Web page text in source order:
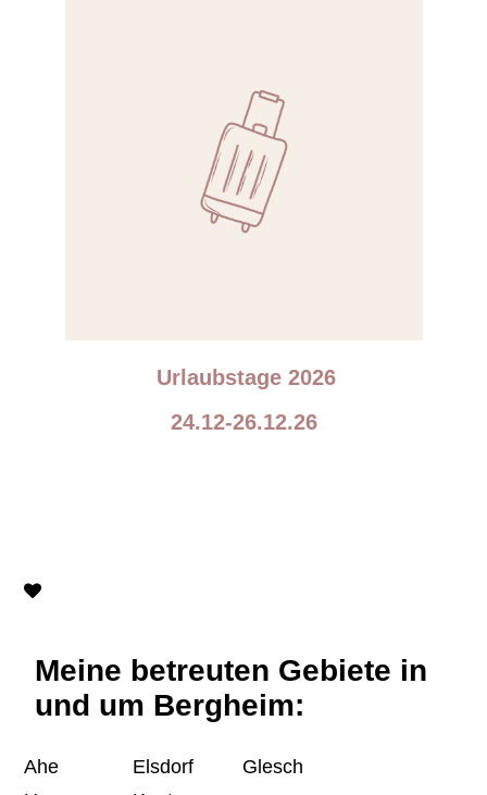
Urlaubstage 2026
24.12-26.12.26
Meine betreuten Gebiete in
und um Bergheim:
Ahe Elsdorf
Glesch